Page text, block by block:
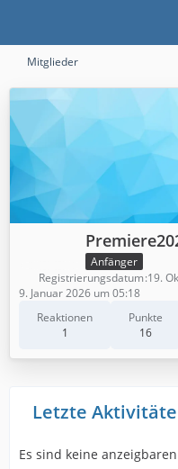
Mitglieder
Anfänger
Reaktionen
1
Punkte
16
Registrierungsdatum 19.
9. Januar 2026 um 05:18
Letzte
Es sind keine